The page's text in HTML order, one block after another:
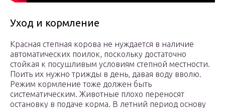
Уход и кормление
Красная степная корова не нуждается в наличие
автоматических поилок, поскольку достаточно
стойкая к посушливым условиям степной местности.
Поить их нужно трижды в день, давая воду вволю.
Режим кормление тоже должен быть
систематическим. Животные плохо переносят
остановку в подаче корма. В летний период основу